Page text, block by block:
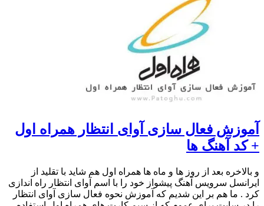
آموزش فعال سازی آوای انتظار همراه اول
+ کد آهنگ ها
و بالاخره بعد از روز ها و ماه ها همراه اول هم شاید با تقلید از
ایرانسل سرویس آهنگ پیشواز خود را با اسم آوای انتظار راه اندازی
کرد . ما هم بر این شدیم که آموزش نحوه فعال سازی آوای انتظار